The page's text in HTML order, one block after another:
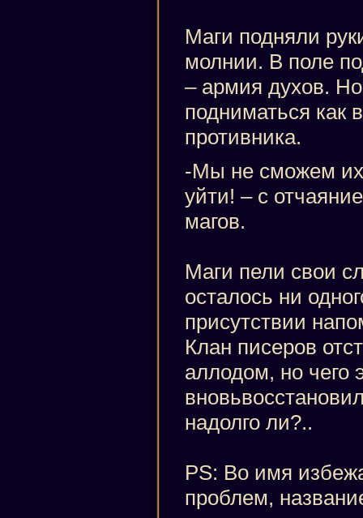
Маги подняли
молнии. В поле
– армия духов.
подниматься как
противника.
-Мы не сможем их
уйти! – с
магов.
Маги пели свои
осталось ни
присутствии
Клан писеров
аллодом, но чего
надолго ли?..
PS: Во имя
проблем,